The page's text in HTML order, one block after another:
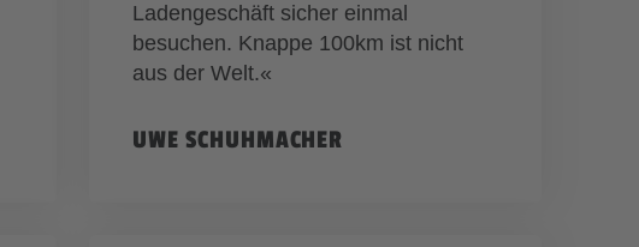
Ladengeschäft sicher einmal
besuchen. Knappe 100km ist nicht
aus der Welt.«
UWE SCHUHMACHER